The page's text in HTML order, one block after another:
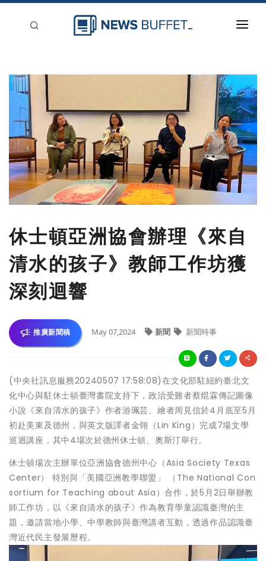
新聞稿分類
登入
刊登
休士頓亞洲協會辦理《來自
清水的孩子》教師工作坊獲
深刻迴響
推廣新聞稿 May 07,2024 新聞 新聞時事
(中央社訊息服務20240507 17:58:08)在文化部駐紐約臺北文
化中心與駐休士頓臺灣書院支持下，政治受難者蔡焜霖傳記圖像
小說《來自清水的孩子》作者游珮芸、繪者周見信於4月底至5月
初赴美東及德州，與英文版譯者金翎（Lin King）完成7場文學
巡迴講座，其中4場次於德州休士頓、奧斯汀舉行。
休士頓場次主辦單位亞洲協會德州中心（Asia Society Texas
Center） 特別與「美國亞洲教學聯盟」 （The National Con
sortium for Teaching about Asia）合作，於5月2日舉辦教
師工作坊，以《來自清水的孩子》作為教育學童認識臺灣的主
題，邀請當地小學、中學教師與臺灣講者互動，透過作品認識臺
灣近代民主發展歷程。